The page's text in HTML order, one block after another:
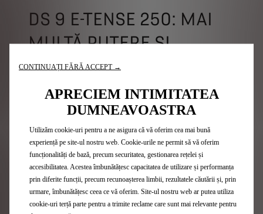
DS 9 E-TENSE 250: MAI
MULTĂ PUTERE ȘI
AUTONOMIE, CU UN
RAFINAMENT LA
SUPERLATIV
DS 9 E-TENSE 250 oferă mai multă
putere în versiunea cu două roți motrice,
cu un motor pe benzină de 200 CP și un
motor electric de 110 CP.
CONTINUAȚI FĂRĂ ACCEPT →
APRECIEM INTIMITATEA
DUMNEAVOASTRA
Utilizăm cookie-uri pentru a ne asigura că vă oferim cea mai bună
experiență pe site-ul nostru web. Cookie-urile ne permit să vă oferim
funcționalități de bază, precum securitatea, gestionarea rețelei și
accesibilitatea. Acestea îmbunătățesc capacitatea de utilizare și performanța
prin diferite funcții, precum recunoașterea limbii, rezultatele căutării și, prin
urmare, îmbunătățesc ceea ce vă oferim. Site-ul nostru web ar putea utiliza
cookie-uri terță parte pentru a trimite reclame care sunt mai relevante pentru